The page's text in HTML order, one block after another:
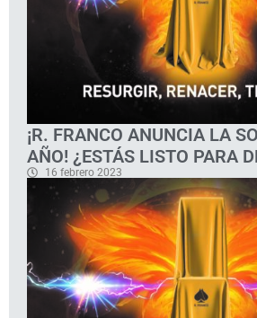
¡R. FRANCO ANUNCIA LA
AÑO! ¿ESTÁS LISTO PARA
16 febrero 2023